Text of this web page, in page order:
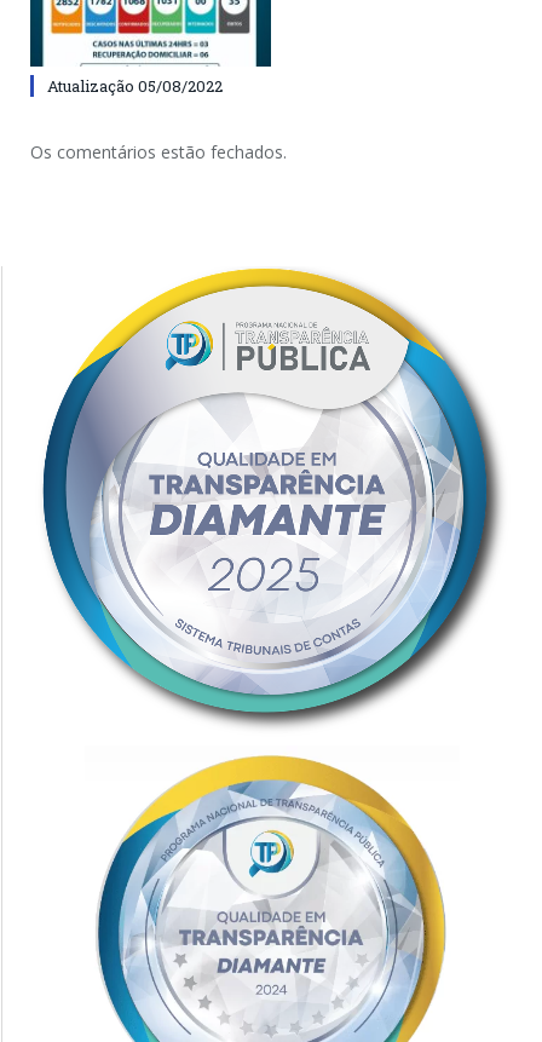
Atualização 05/08/2022
Os comentários estão fechados.